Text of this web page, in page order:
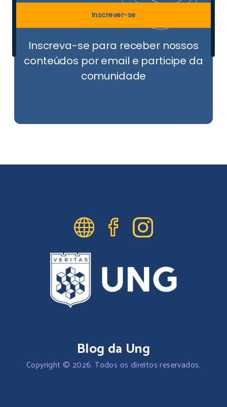
Inscrever-se
Inscreva-se para receber nossos
conteúdos por email e participe da
comunidade
Blog da Ung
Copyright © 2026. Todos os direitos reservados.